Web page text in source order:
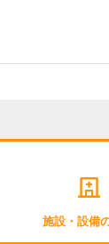
施設・設備